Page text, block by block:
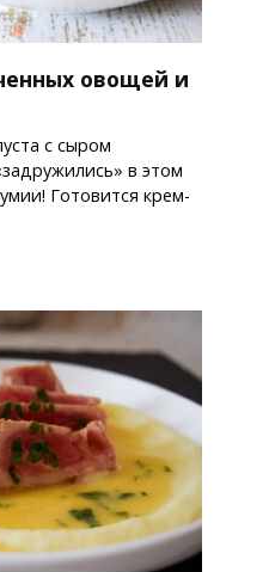
овощей и
с сыром
в этом
Готовится крем-